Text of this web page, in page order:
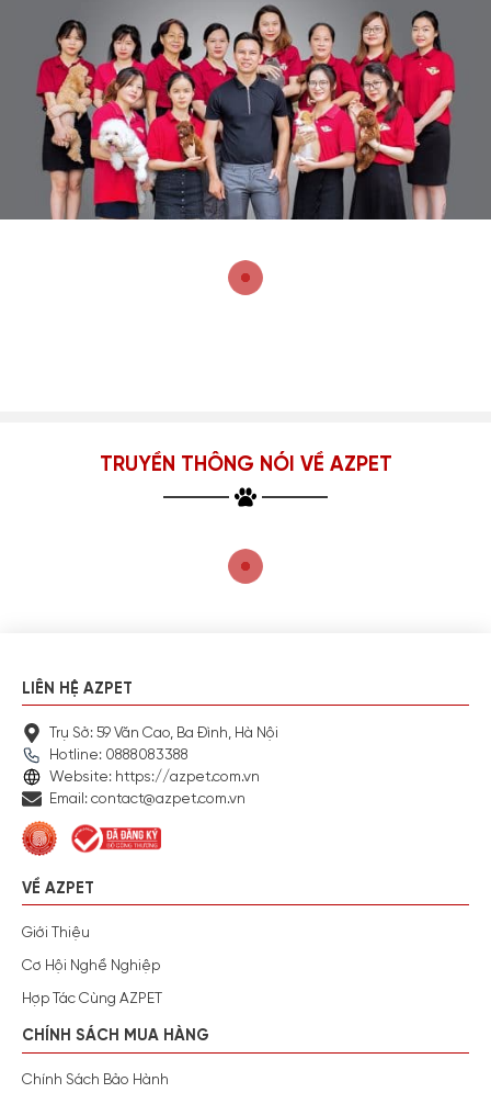
TRUYỀN THÔNG NÓI VỀ AZPET
LIÊN HỆ AZPET
Trụ Sở: 59 Văn Cao, Ba Đình, Hà Nội
Hotline: 0888083388
Website: https://azpet.com.vn
Email: contact@azpet.com.vn
VỀ AZPET
Giới Thiệu
Cơ Hội Nghề Nghiệp
Hợp Tác Cùng AZPET
CHÍNH SÁCH MUA HÀNG
Chính Sách Bảo Hành